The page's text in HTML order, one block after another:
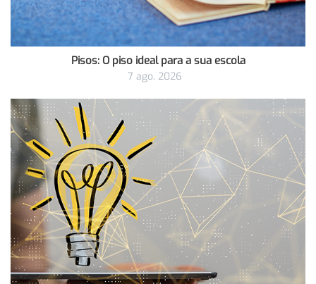
Pisos: O piso ideal para a sua escola
7 ago, 2026